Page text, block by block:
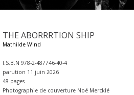
THE ABORRRTION SHIP
Mathilde Wind
I.S.B.N 978-2-487746-40-4
parution 11 juin 2026
48 pages
Photographie de couverture Noé Mercklé